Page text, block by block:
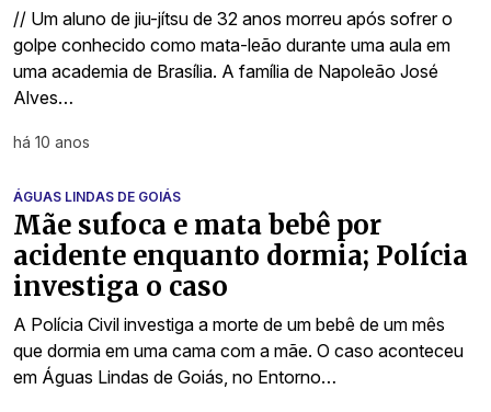
// Um aluno de jiu-jítsu de 32 anos morreu após sofrer o
golpe conhecido como mata-leão durante uma aula em
uma academia de Brasília. A família de Napoleão José
Alves…
há 10 anos
ÁGUAS LINDAS DE GOIÁS
Mãe sufoca e mata bebê por
acidente enquanto dormia; Polícia
investiga o caso
A Polícia Civil investiga a morte de um bebê de um mês
que dormia em uma cama com a mãe. O caso aconteceu
em Águas Lindas de Goiás, no Entorno…